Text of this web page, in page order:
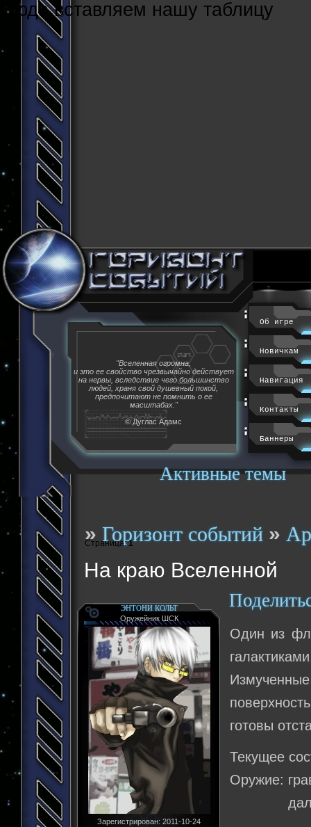
Cюда вставляем нашу таблицу
Активные темы
"Вселенная огромна,
и это ее свойство чрезвычайно действует
на нервы, вследствие чего большинство
людей, храня свой душевный покой,
предпочитают не помнить о ее
масштабах."
© Дуглас Адамс
Об игре
Новичкам
Навигация
Контакты
Баннеры
»Горизонт событий »
На краю Вселенной
Страница:1
ЭНТОНИ КОЛЬТ
Оружейник ШСК
Зарегистрирован: 2011-10-24
Один из
готовы
Текущее
Оружие: